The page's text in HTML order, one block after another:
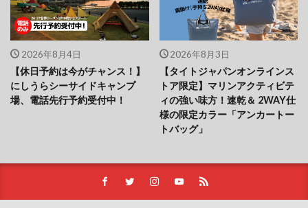
2026年8月4日
【休日予約は今がチャンス！】
にしうらシーサイドキャンプ
場、電話先行予約受付中！
2026年8月3日
【タイトジャパンオンラインス
トア限定】マリンアクティビテ
ィの強い味方！速乾＆ 2WAY仕
様の限定カラー「アンカートー
トバッグ」